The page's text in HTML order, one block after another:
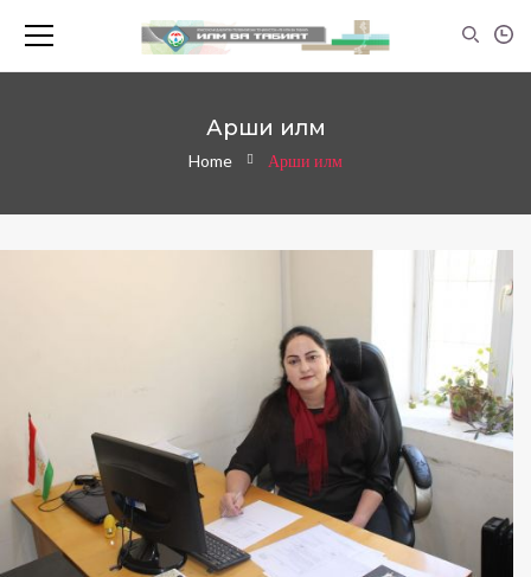
Арши илм
Home Арши илм